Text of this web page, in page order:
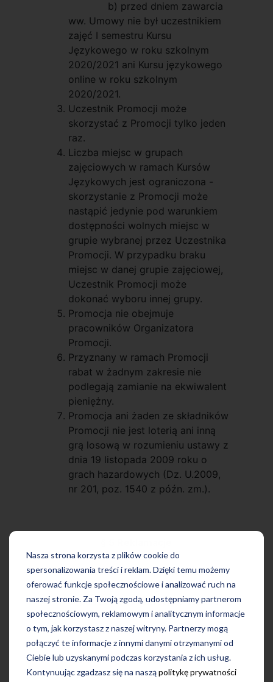
Nasza strona korzysta z plików cookie do
spersonalizowania treści i reklam. Dzięki temu możemy
oferować funkcje społecznościowe i analizować ruch na
naszej stronie. Za Twoją zgodą, udostępniamy partnerom
społecznościowym, reklamowym i analitycznym informacje
o tym, jak korzystasz z naszej witryny. Partnerzy mogą
połączyć te informacje z innymi danymi otrzymanymi od
Ciebie lub uzyskanymi podczas korzystania z ich usług.
Kontynuując zgadzasz się na nasząpolitykę prywatności
b) przed dniem zawarcia
ww. Umowy nie był uczestnikiem
zajęć I semestru Kursu
Językowego w roku szkolnym
2020/2021 ani Kursu językowego
online w roku szkolnym
2020/2021.
Uczestnik Promocji może
skorzystać z Promocji tylko jeden
raz.
Liczba miejsc w grupach
zajęciowych w ramach Kursów
Językowych jest ograniczona -
skorzystanie z Promocji może
nastąpić jedynie pod warunkiem
dostępności wolnych miejsc w
grupie wybranej przez Uczestnika
Promocji. W przypadku braku
miejsc w danej grupie zajęciowej,
Uczestnik Promocji może
dokonać wyboru innej grupy.
Promocja nie obejmuje
pracowników Organizatora
Promocji.
Przyznany w ramach Promocji
rabat w żadnym zakresie nie
podlegają zamianie na ekwiwalent
pieniężny.
Promocja ani żaden ze składników
Promocji nie jest loterią ani inną
grą losową w rozumieniu ustawy z
dnia 19 listopada 2009 roku o
grach hazardowych (Dz. U.2009,
nr 201, poz. 1540 z późn. zm.).
Wszelkie reklamacje związane z
Promocją można zgłosić do
Organizatora Promocji: pisemnie
lub osobiście (na adres:
Wydawnictwa Szkolne i
Pedagogiczne S.A. z siedzibą w
Warszawie, Al. Jerozolimskie 96,
00-807 Warszawa lub na adres